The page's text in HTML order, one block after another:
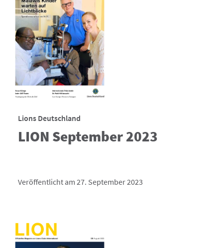
Lions Deutschland
LION September 2023
Veröffentlicht am 27. September 2023